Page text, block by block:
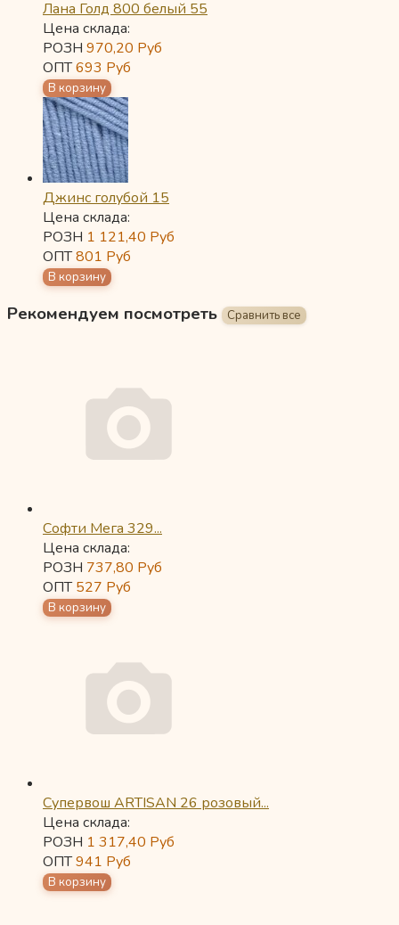
Лана Голд 800 белый 55
Цена склада:
РОЗН 970,20 Руб
ОПТ693 Руб
Джинс голубой 15
Цена склада:
РОЗН 1 121,40 Руб
ОПТ801 Руб
Рекомендуем посмотреть
Софти Мега 329...
Цена склада:
РОЗН 737,80 Руб
ОПТ527 Руб
Супервош ARTISAN 26 розовый...
Цена склада:
РОЗН 1 317,40 Руб
ОПТ941 Руб